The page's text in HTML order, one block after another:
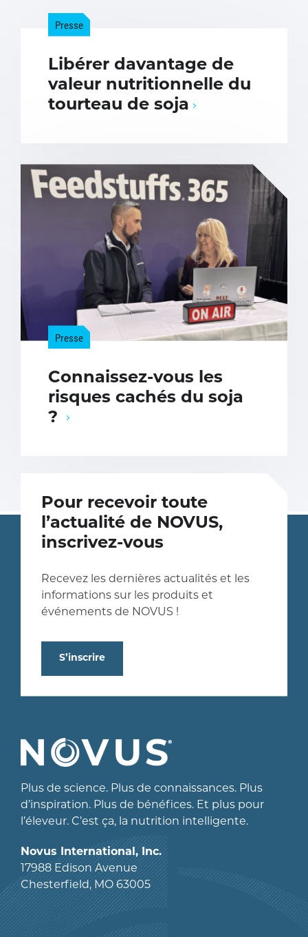
Presse
Libérer davantage de
valeur nutritionnelle du
tourteau de soja
Presse
Connaissez-vous les
risques cachés du soja
?
Pour recevoir toute
l’actualité de NOVUS,
inscrivez-vous
Recevez les dernières actualités et les
informations sur les produits et
événements de NOVUS !
S’inscrire
Plus de science. Plus de connaissances. Plus
d’inspiration. Plus de bénéfices. Et plus pour
l’éleveur. C’est ça, la nutrition intelligente.
Novus International, Inc.
17988 Edison Avenue
Chesterfield, MO 63005